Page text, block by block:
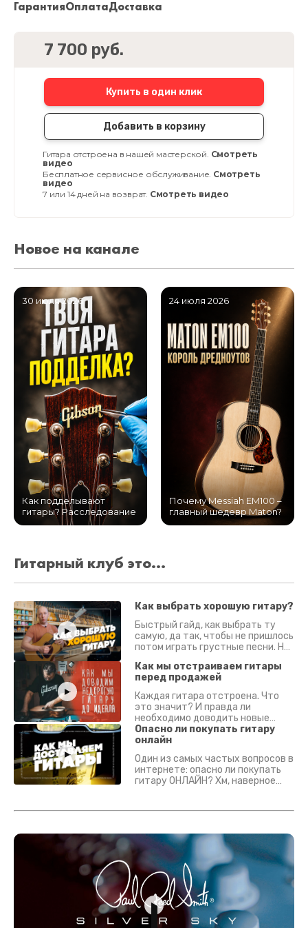
ГарантияОплатаДоставка
7 700 руб.
Купить в один клик
Добавить в корзину
Гитара отстроена в нашей мастерской. Смотреть
видео
Бесплатное сервисное обслуживание. Смотреть
видео
7 или 14 дней на возврат. Смотреть видео
Новое на канале
30 июля 2026
Как подделывают
гитары? Расследование
24 июля 2026
Почему Messiah EM100 –
главный шедевр Maton?
Гитарный клуб это...
Как выбрать хорошую гитару?
Быстрый гайд, как выбрать ту
самую, да так, чтобы не пришлось
потом играть грустные песни. На
Как мы отстраиваем гитары
перед продажей
Каждая гитара отстроена. Что
это значит? И правда ли
необходимо доводить новые
гитары? Если кратко - да.
Подробно - в видео :)
Опасно ли покупать гитару
онлайн
Один из самых частых вопросов в
интернете: опасно ли покупать
гитару ОНЛАЙН? Хм, наверное
застрахован. Случись что -